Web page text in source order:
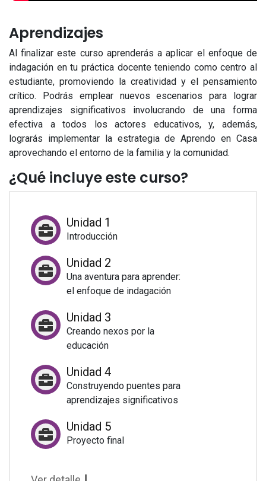
Aprendizajes
Al finalizar este curso aprenderás a aplicar el enfoque de
indagación en tu práctica docente teniendo como centro al
estudiante, promoviendo la creatividad y el pensamiento
crítico. Podrás emplear nuevos escenarios para lograr
aprendizajes significativos involucrando de una forma
efectiva a todos los actores educativos, y, además,
lograrás implementar la estrategia de Aprendo en Casa
aprovechando el entorno de la familia y la comunidad.
¿Qué incluye este curso?
Unidad 1
Introducción
Unidad 2
Una aventura para aprender:
el enfoque de indagación
Unidad 3
Creando nexos por la
educación
Unidad 4
Construyendo puentes para
aprendizajes significativos
Unidad 5
Proyecto final